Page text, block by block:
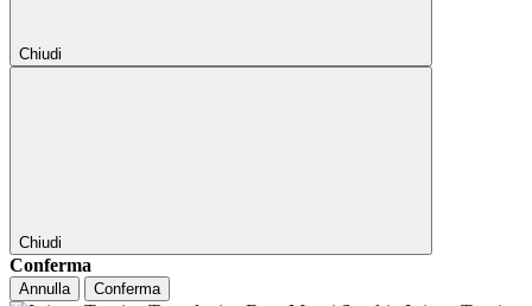
Chiudi
Chiudi
Conferma
Annulla Conferma